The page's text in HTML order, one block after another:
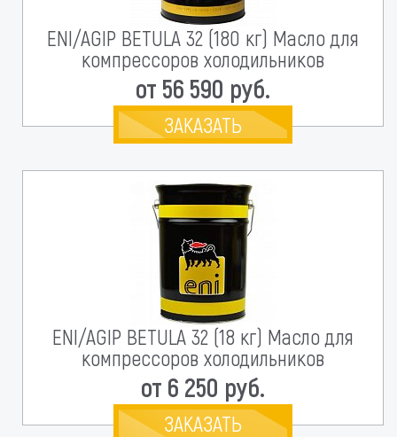
ENI/AGIP BETULA 32 (180 кг) Масло для
компрессоров холодильников
от 56 590 руб.
ЗАКАЗАТЬ
ENI/AGIP BETULA 32 (18 кг) Масло для
компрессоров холодильников
от 6 250 руб.
ЗАКАЗАТЬ